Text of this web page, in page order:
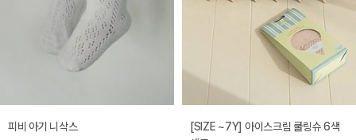
델린 아기 라피아 파나마햇 체니 아기 썬햇